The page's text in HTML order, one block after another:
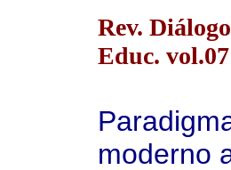
Rev. Diálogo
Educ.
moderno